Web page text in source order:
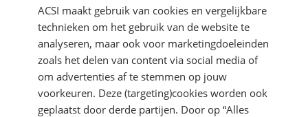
DIRECT NAAR
ACSI maakt gebruik van cookies en vergelijkbare
technieken om het gebruik van de website te
analyseren, maar ook voor marketingdoeleinden
zoals het delen van content via social media of
om advertenties af te stemmen op jouw
voorkeuren. Deze (targeting)cookies worden ook
geplaatst door derde partijen. Door op “Alles